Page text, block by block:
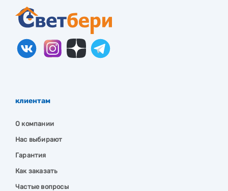
клиентам
О компании
Нас выбирают
Гарантия
Как заказать
Частые вопросы